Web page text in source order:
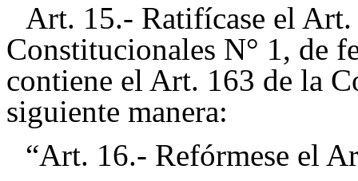
Art. 15.- Ratifícase el
Constitucionales N° 1, de
contiene el Art. 163 de la
siguiente manera:
“Art. 16.- Refórmese el